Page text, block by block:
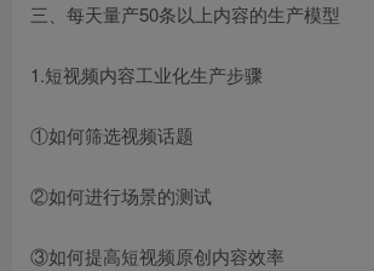
三、每天量产50条以上内容的生产模型
1.短视频内容工业化生产步骤
①如何筛选视频话题
②如何进行场景的测试
③如何提高短视频原创内容效率